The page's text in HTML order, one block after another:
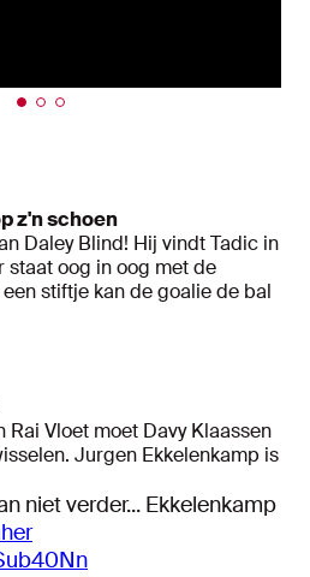
z'n schoen
Daley Blind! Hij vindt Tadic in
staat oog in oog met de
stiftje kan de goalie de bal
Rai Vloet moet Davy Klaassen
Jurgen Ekkelenkamp is
niet verder... Ekkelenkamp